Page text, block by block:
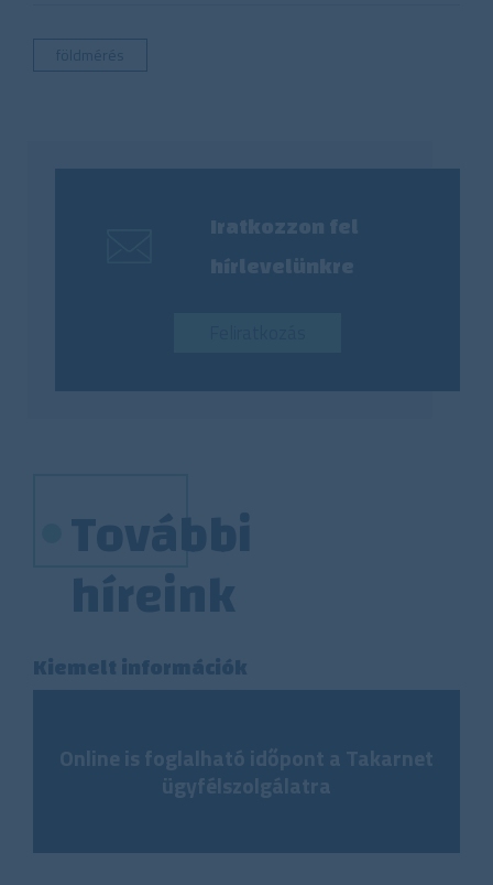
földmérés
Iratkozzon fel
hírlevelünkre
További
híreink
Kiemelt információk
Online is foglalható időpont a Takarnet
ügyfélszolgálatra